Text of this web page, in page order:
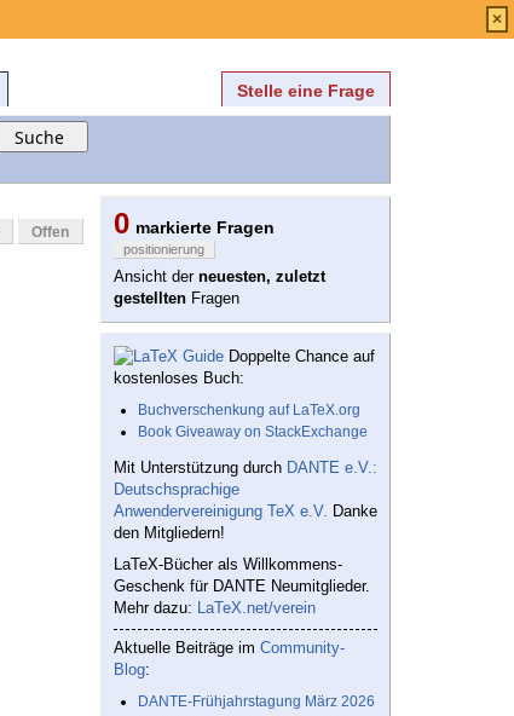
Stelle eine Frage
Offen 0 markierte Fragen
positionierung
Ansicht der neuesten, zuletzt
gestellten Fragen
Doppelte Chance auf
kostenloses Buch:
Buchverschenkung auf LaTeX.org
Book Giveaway on StackExchange
Mit Unterstützung durch DANTE e.V.:
Deutschsprachige
Anwendervereinigung TeX e.V. Danke
den Mitgliedern!
LaTeX-Bücher als Willkommens-
Geschenk für DANTE Neumitglieder.
Mehr dazu: LaTeX.net/verein
Aktuelle Beiträge im Community-
Blog:
DANTE-Frühjahrstagung März 2026
×